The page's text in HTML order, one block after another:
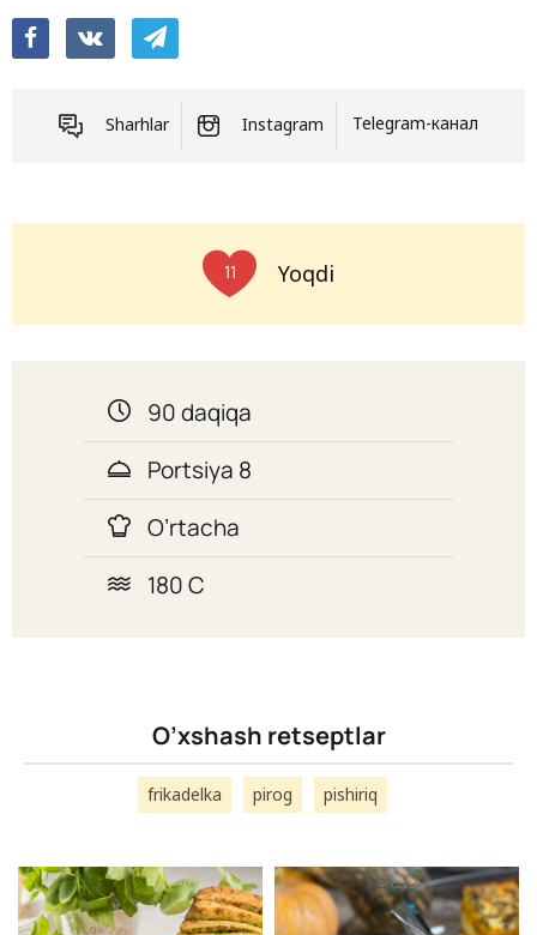
Sharhlar Instagram Telegram-канал
11 Yoqdi
90 daqiqa
Portsiya 8
O’rtacha
180 C
O’xshash retseptlar
frikadelka pirog pishiriq